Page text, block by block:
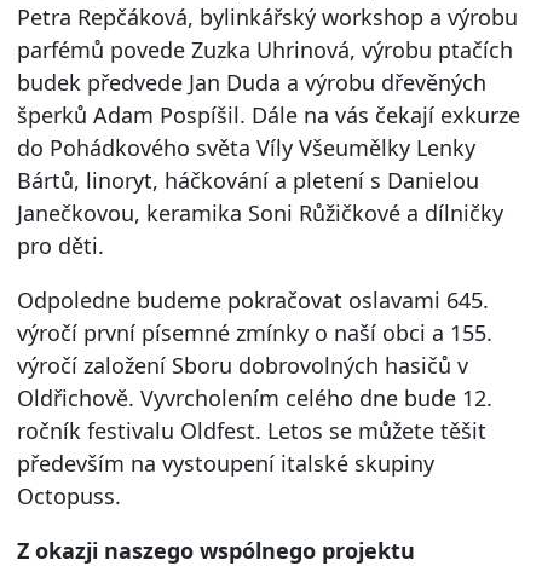
Petra Repčáková, bylinkářský workshop a výrobu
parfémů povede Zuzka Uhrinová, výrobu ptačích
budek předvede Jan Duda a výrobu dřevěných
šperků Adam Pospíšil. Dále na vás čekají exkurze
do Pohádkového světa Víly Všeumělky Lenky
Bártů, linoryt, háčkování a pletení s Danielou
Janečkovou, keramika Soni Růžičkové a dílničky
pro děti.
Odpoledne budeme pokračovat oslavami 645.
výročí první písemné zmínky o naší obci a 155.
výročí založení Sboru dobrovolných hasičů v
Oldřichově. Vyvrcholením celého dne bude 12.
ročník festivalu Oldfest. Letos se můžete těšit
především na vystoupení italské skupiny
Octopuss.
Z okazji naszego wspólnego projektu